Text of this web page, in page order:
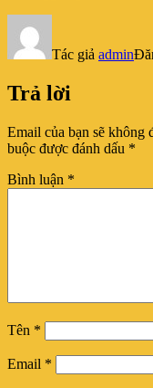
Tác giả admin
Trả lời
Email của bạn sẽ không
buộc được đánh dấu *
Bình luận *
Tên *
Email *